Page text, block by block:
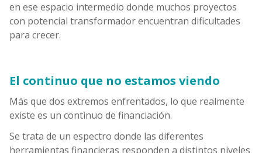
en ese espacio intermedio donde muchos proyectos
con potencial transformador encuentran dificultades
para crecer.
El continuo que no estamos viendo
Más que dos extremos enfrentados, lo que realmente
existe es un continuo de financiación.
Se trata de un espectro donde las diferentes
herramientas financieras responden a distintos niveles